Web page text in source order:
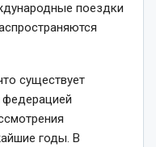
поездки
существует
федерацией
годы. В